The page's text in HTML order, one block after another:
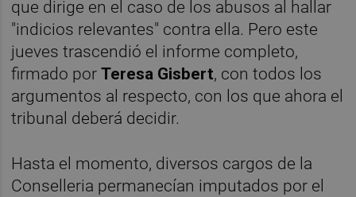
que dirige en el caso de los abusos al hallar
"indicios relevantes" contra ella. Pero este
jueves trascendió el informe completo,
firmado porTeresa Gisbert, con todos los
argumentos al respecto, con los que ahora el
tribunal deberá decidir.
Hasta el momento, diversos cargos de la
Conselleria permanecían imputados por el